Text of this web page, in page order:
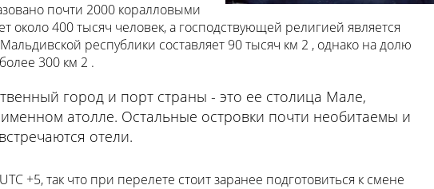
почти 2000 коралловыми
около 400 тысяч человек, а господствующей религией является
республики составляет 90 тысяч км 2 , однако на долю
300 км 2 .
город и порт страны - это ее столица Мале,
атолле. Остальные островки почти необитаемы и
отели.
+5, так что при перелете стоит заранее подготовиться к смене